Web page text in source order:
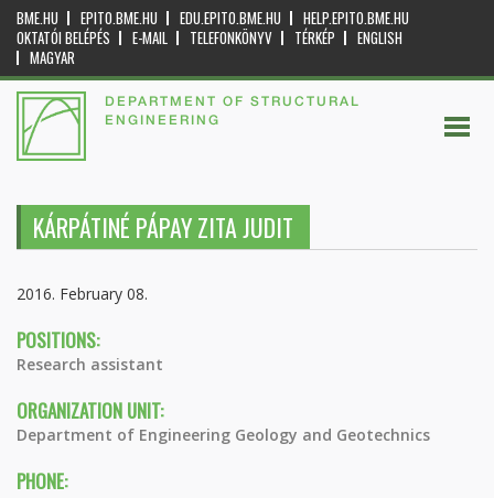
BME.HU EPITO.BME.HU EDU.EPITO.BME.HU
HELP.EPITO.BME.HU
OKTATÓI BELÉPÉS
E-MAIL TELEFONKÖNYV TÉRKÉP
ENGLISH
MAGYAR
DEPARTMENT OF STRUCTURAL
ENGINEERING
KÁRPÁTINÉ PÁPAY ZITA JUDIT
2016. February 08.
POSITIONS:
Research assistant
ORGANIZATION UNIT:
Department of Engineering Geology and Geotechnics
PHONE: